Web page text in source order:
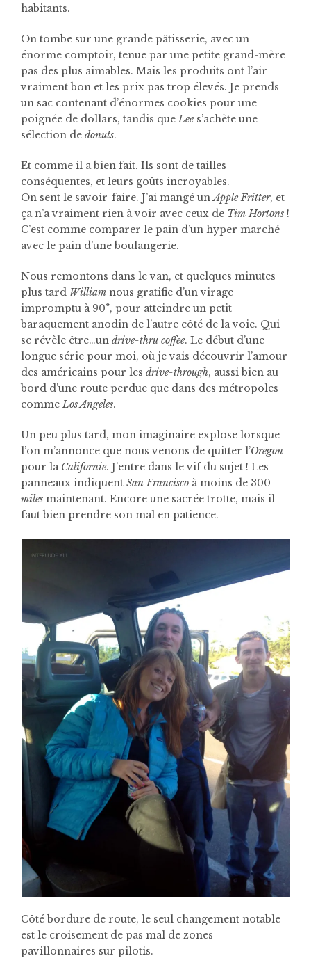
habitants.
On tombe sur une grande pâtisserie, avec un
énorme comptoir, tenue par une petite grand-mère
pas des plus aimables. Mais les produits ont l’air
vraiment bon et les prix pas trop élevés. Je prends
un sac contenant d’énormes cookies pour une
poignée de dollars, tandis queLees’achète une
sélection de donuts.
Et comme il a bien fait. Ils sont de tailles
conséquentes, et leurs goûts incroyables.
On sent le savoir-faire. J’ai mangé unApple Fritter, et
ça n’a vraiment rien à voir avec ceux de Tim Hortons !
C’est comme comparer le pain d’un hyper marché
avec le pain d’une boulangerie.
Nous remontons dans le van, et quelques minutes
plus tard William nous gratifie d’un virage
impromptu à 90°, pour atteindre un petit
baraquement anodin de l’autre côté de la voie. Qui
se révèle être…un drive-thru coffee. Le début d’une
longue série pour moi, où je vais découvrir l’amour
des américains pour les drive-through, aussi bien au
bord d’une route perdue que dans des métropoles
commeLos Angeles.
Un peu plus tard, mon imaginaire explose lorsque
l’on m’annonce que nous venons de quitter l’Oregon
pour la Californie. J’entre dans le vif du sujet ! Les
panneaux indiquent San Francisco à moins de 300
miles maintenant. Encore une sacrée trotte, mais il
faut bien prendre son mal en patience.
Côté bordure de route, le seul changement notable
est le croisement de pas mal de zones
pavillonnaires sur pilotis.